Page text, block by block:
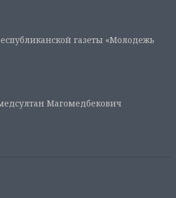
газеты «Молодежь
Магомедбекович